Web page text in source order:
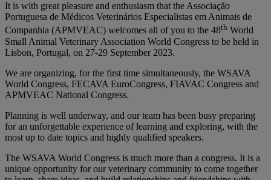
It is with great pleasure and enthusiasm that the Associação
Portuguesa de Médicos Veterinários Especialistas em Animais de
Companhia (APMVEAC) welcomes all of you to the 48th World
Small Animal Veterinary Association World Congress to be held in
Lisbon, Portugal, on 27-29 September 2023.
We are organizing, for the first time simultaneously, the WSAVA
World Congress, FECAVA EuroCongress, FIAVAC Congress and
APMVEAC National Congress.
Planning is well underway, and our team has been busy preparing
for an unforgettable experience of learning and exploring, with the
most up to date topics and highly qualified speakers.
The WSAVA World Congress is much more than a congress. It is a
unique opportunity for our veterinary community to come together